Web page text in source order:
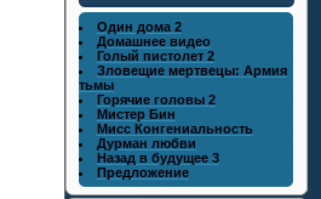
Один дома 2
Домашнее видео
Голый пистолет 2
Зловещие мертвецы: Армия
тьмы
Горячие головы 2
Мистер Бин
Мисс Конгениальность
Дурман любви
Назад в будущее 3
Предложение